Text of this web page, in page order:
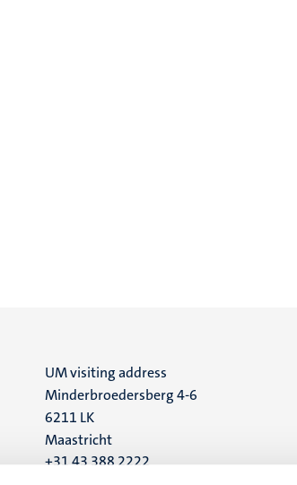
UM visiting address
Minderbroedersberg 4-6
6211 LK
Maastricht
+31 43 388 2222